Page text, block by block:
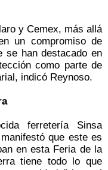
y Cemex, más allá
un compromiso de
se han destacado en
como parte de
indicó Reynoso.
ferretería Sinsa
que este es
en esta Feria de la
tiene todo lo que